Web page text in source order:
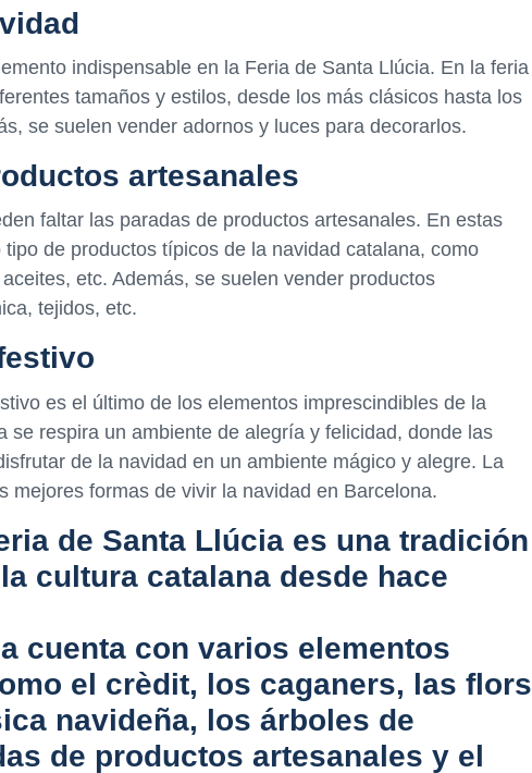
indispensable en la Feria de Santa Llúcia. En la feria
tamaños y estilos, desde los más clásicos hasta los
se suelen vender adornos y luces para decorarlos.
artesanales
faltar las paradas de productos artesanales. En estas
de productos típicos de la navidad catalana, como
etc. Además, se suelen vender productos
tejidos, etc.
es el último de los elementos imprescindibles de la
se respira un ambiente de alegría y felicidad, donde las
de la navidad en un ambiente mágico y alegre. La
mejores formas de vivir la navidad en Barcelona.
de Santa Llúcia es una tradición
cultura catalana desde hace
cuenta con varios elementos
el crèdit, los caganers, las flors
navideña, los árboles de
de productos artesanales y el